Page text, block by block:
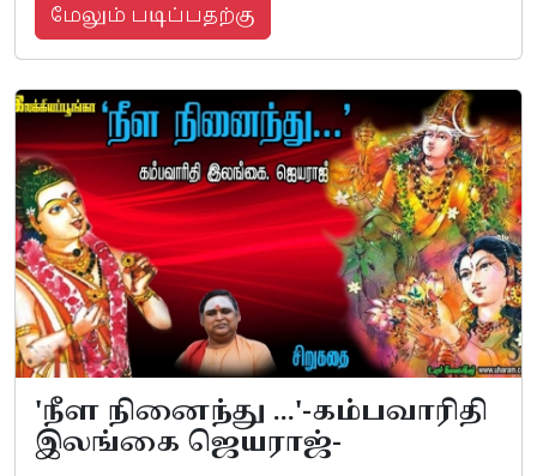
மேலும் படிப்பதற்கு
'நீள நினைந்து ...'-கம்பவாரிதி
இலங்கை ஜெயராஜ்-